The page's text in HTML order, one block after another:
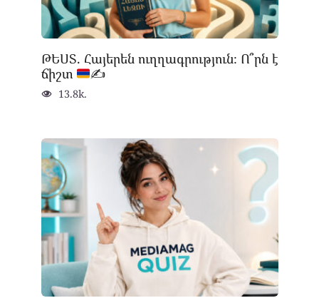
ԹԵՍՏ. Հայերեն ուղղագրություն։ Ո՞րն է
ճիշտ
✍
13.8k.